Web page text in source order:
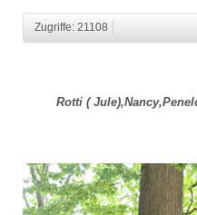
Zugriffe: 21108
Rotti (